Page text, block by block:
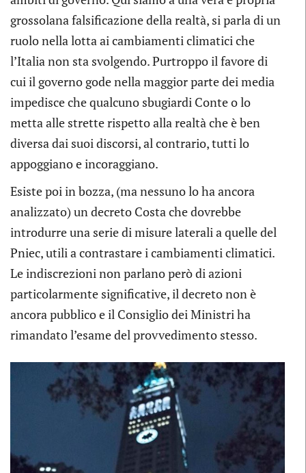
grossolana falsificazione della realtà, si parla di un
ruolo nella lotta ai cambiamenti climatici che
l’Italia non sta svolgendo. Purtroppo il favore di
cui il governo gode nella maggior parte dei media
impedisce che qualcuno sbugiardi Conte o lo
metta alle strette rispetto alla realtà che è ben
diversa dai suoi discorsi, al contrario, tutti lo
appoggiano e incoraggiano.
Esiste poi in bozza, (ma nessuno lo ha ancora
analizzato) un decreto Costa che dovrebbe
introdurre una serie di misure laterali a quelle del
Pniec, utili a contrastare i cambiamenti climatici.
Le indiscrezioni non parlano però di azioni
particolarmente significative, il decreto non è
ancora pubblico e il Consiglio dei Ministri ha
rimandato l’esame del provvedimento stesso.